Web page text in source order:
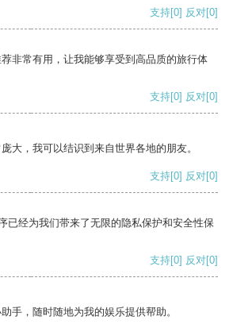
支持[0] 反对[0]
非常有用，让我能够享受到高品质的旅行体
支持[0] 反对[0]
大，我可以结识到来自世界各地的朋友。
支持[0] 反对[0]
已经为我们带来了无限的隐私保护和安全性保
支持[0] 反对[0]
手，随时随地为我的娱乐提供帮助。